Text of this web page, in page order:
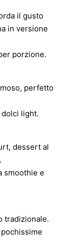
il gusto
in versione
porzione.
perfetto
light.
dessert al
smoothie e
tradizionale.